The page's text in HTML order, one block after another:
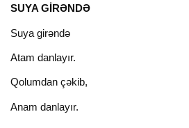
SUYA GİRƏNDƏ
Suya girəndə
Atam danlayır.
Qolumdan çəkib,
Anam danlayır.